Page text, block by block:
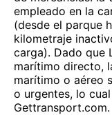
empleado en la
(desde el parque
kilometraje
carga). Dado que
marítimo directo,
marítimo o aéreo
o urgentes, lo
Gettransport.com.